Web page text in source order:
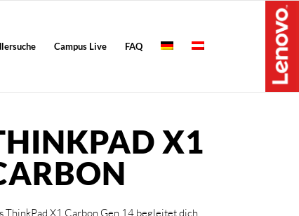
Campus Live FAQ
X1
ThinkPad X1 Carbon Gen 14 begleitet dich